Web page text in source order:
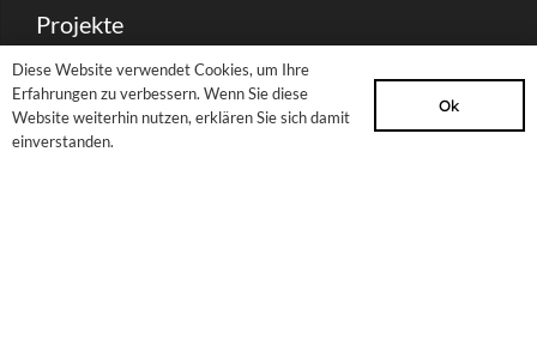
Projekte
Angebote
Kontakt
Diese Website verwendet Cookies, um Ihre
Erfahrungen zu verbessern. Wenn Sie diese
Website weiterhin nutzen, erklären Sie sich damit
einverstanden.
Ok